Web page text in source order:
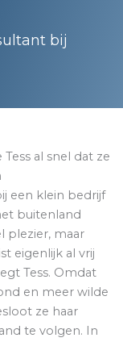
bij
al snel dat ze
een klein bedrijf
buitenland
plezier, maar
eigenlijk al vrij
Tess. Omdat
en meer wilde
ze haar
te volgen. In